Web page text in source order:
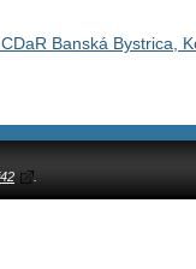
Banská Bystrica,